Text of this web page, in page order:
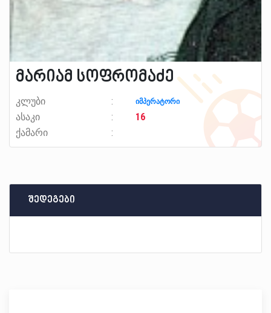
მარიამ სოფრომაძე
კლუბი იმპერატორი
ასაკი
16
ქამარი
შედეგები